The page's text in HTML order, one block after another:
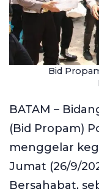
Bid
BATAM –
(Bid Propam)
menggelar
Jumat (26/9/
Bersahabat,